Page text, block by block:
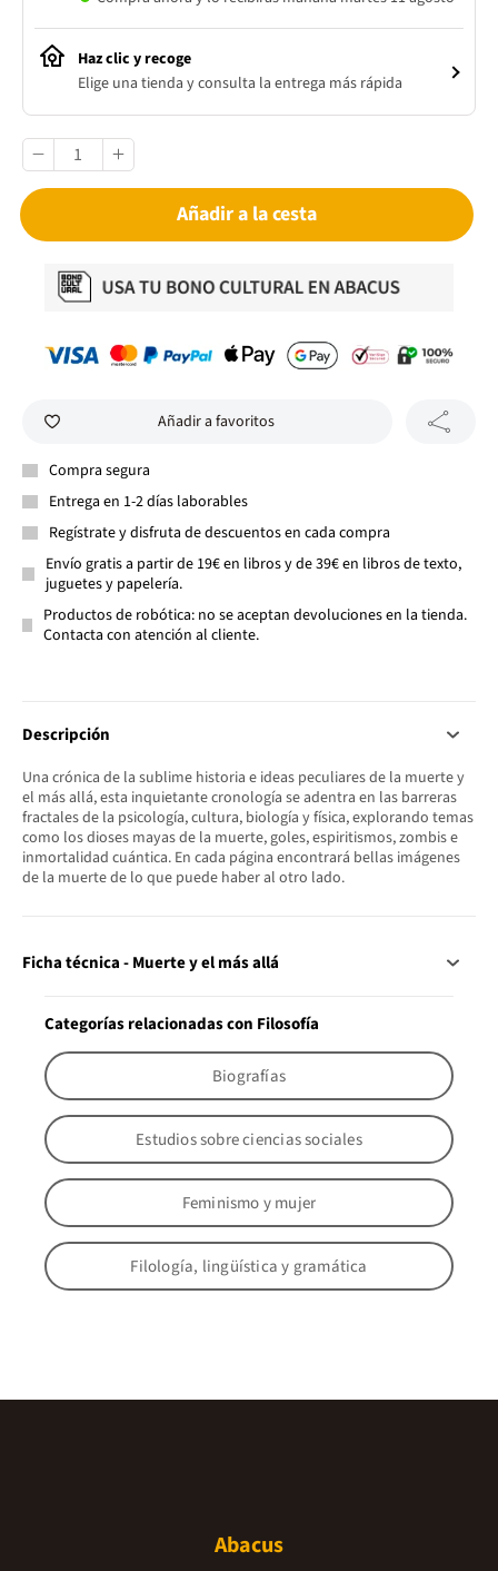
Haz clic y recoge
Elige una tienda y consulta la entrega más rápida
Añadir a la cesta
Añadir a favoritos
Compra segura
Entrega en 1-2 días laborables
Regístrate y disfruta de descuentos en cada compra
Envío gratis a partir de 19€ en libros y de 39€ en libros de texto,
juguetes y papelería.
Productos de robótica: no se aceptan devoluciones en la tienda.
Contacta con atención al cliente.
Descripción
Una crónica de la sublime historia e ideas peculiares de la muerte y
el más allá, esta inquietante cronología se adentra en las barreras
fractales de la psicología, cultura, biología y física, explorando temas
como los dioses mayas de la muerte, goles, espiritismos, zombis e
inmortalidad cuántica. En cada página encontrará bellas imágenes
de la muerte de lo que puede haber al otro lado.
Ficha técnica - Muerte y el más allá
Categorías relacionadas con Filosofía
Biografías
Estudios sobre ciencias sociales
Feminismo y mujer
Filología, lingüística y gramática
Abacus